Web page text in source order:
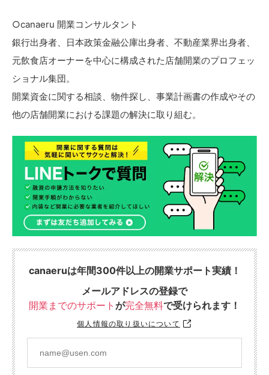
○canaeru 開業コンサルタント
銀行出身者、日本政策金融公庫出身者、不動産業界出身者、
元飲食店オーナーを中心に構成された店舗開業のプロフェッ
ショナル集団。
開業資金に関する相談、物件探し、事業計画書の作成やその
他の店舗開業における課題の解決に取り組む。
canaeruは年間300件以上の開業サポート実績！
メールアドレスの登録で
開業までのサポート が完全無料で受けられます！
個人情報の取り扱いについて